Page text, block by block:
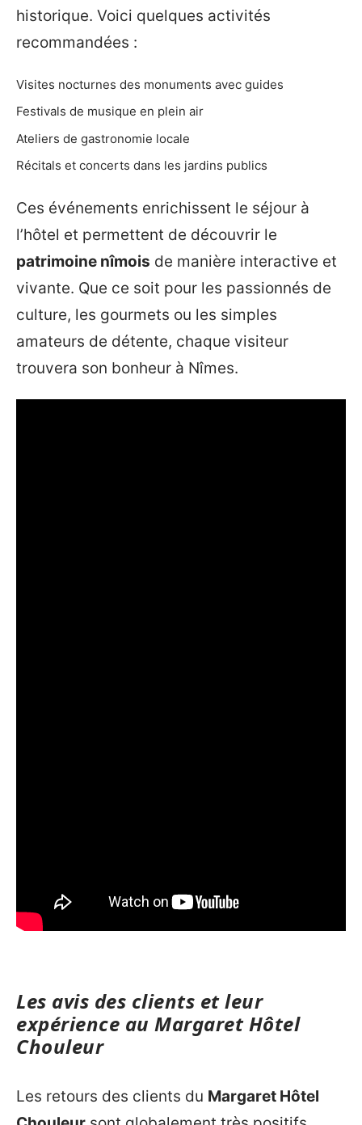
historique. Voici quelques activités
recommandées :
Visites nocturnes des monuments avec guides
Festivals de musique en plein air
Ateliers de gastronomie locale
Récitals et concerts dans les jardins publics
Ces événements enrichissent le séjour à
l’hôtel et permettent de découvrir le
patrimoine nîmois de manière interactive et
vivante. Que ce soit pour les passionnés de
culture, les gourmets ou les simples
amateurs de détente, chaque visiteur
trouvera son bonheur à Nîmes.
Les avis des clients et leur
expérience au Margaret Hôtel
Chouleur
Les retours des clients du Margaret Hôtel